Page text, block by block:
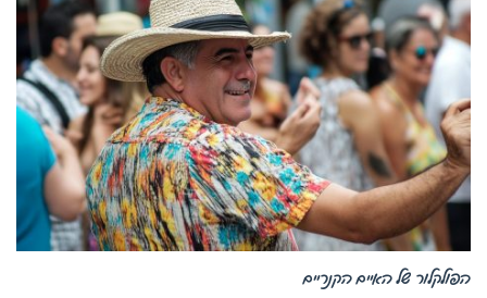
הפולקלור של האיים הקנריים